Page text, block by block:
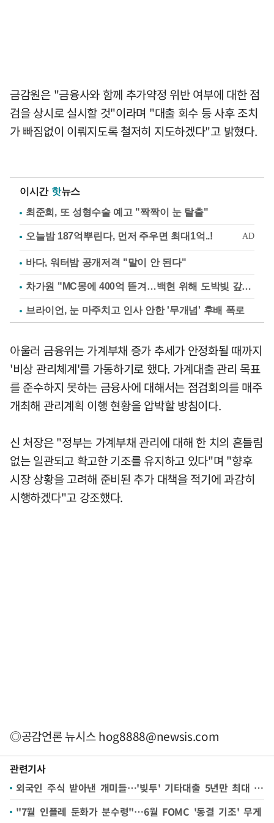
금감원은 "금융사와 함께 추가약정 위반 여부에 대한 점
검을 상시로 실시할 것"이라며 "대출 회수 등 사후 조치
가 빠짐없이 이뤄지도록 철저히 지도하겠다"고 밝혔다.
이시간 핫뉴스
최준희, 또 성형수술 예고 "짝짝이 눈 탈출"
바다, 워터밤 공개저격 "말이 안 된다"
차가원 "MC몽에 400억 뜯겨…백현 위해 도박빚 갚아줘"
브라이언, 눈 마주치고 인사 안한 '무개념' 후배 폭로
아울러 금융위는 가계부채 증가 추세가 안정화될 때까지
'비상 관리체계'를 가동하기로 했다. 가계대출 관리 목표
를 준수하지 못하는 금융사에 대해서는 점검회의를 매주
개최해 관리계획 이행 현황을 압박할 방침이다.
신 처장은 "정부는 가계부채 관리에 대해 한 치의 흔들림
없는 일관되고 확고한 기조를 유지하고 있다"며 "향후
시장 상황을 고려해 준비된 추가 대책을 적기에 과감히
시행하겠다"고 강조했다.
◎공감언론 뉴시스hog8888@newsis.com
관련기사
외국인 주식 받아낸 개미들…'빚투' 기타대출 5년만 최대 증가
"7월 인플레 둔화가 분수령"…6월 FOMC '동결 기조' 무게